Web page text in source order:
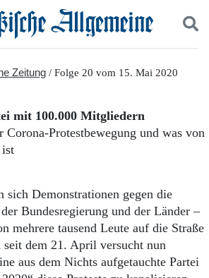
Politik
Panorama
Gesellschaft
Pommern
Brandenburg
Schlesien
und Westpreußen
Bücher
Zeitung / Folge 20 vom 15. Mai 2020
mit 100.000 Mitgliedern
Corona-Protestbewegung und was von
sich Demonstrationen gegen die
Bundesregierung und der Länder –
mehrere tausend Leute auf die Straße
dem 21. April versucht nun
aus dem Nichts aufgetauchte Partei